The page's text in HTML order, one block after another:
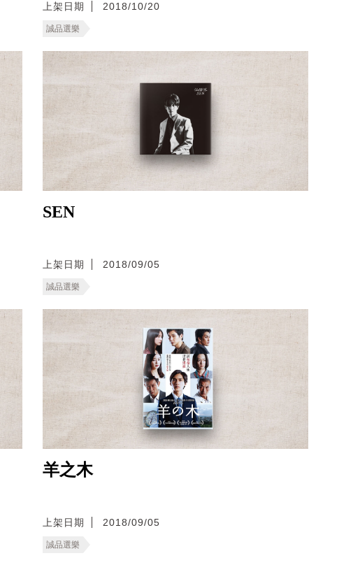
上架日期 2018/10/20
誠品選樂
SEN
上架日期 2018/09/05
誠品選樂
羊之木
上架日期 2018/09/05
誠品選樂